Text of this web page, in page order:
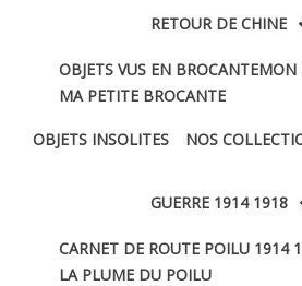
RETOUR DE CHINE
OBJETS VUS EN BROCANTEMON
MA PETITE BROCANTE
OBJETS INSOLITES NOS
GUERRE 1914 1918
CARNET DE ROUTE POILU 1914
LA PLUME DU POILU